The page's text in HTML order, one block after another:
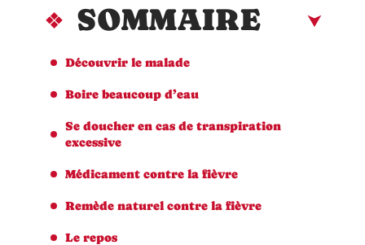
SOMMAIRE
Découvrir le malade
Boire beaucoup d’eau
Se doucher en cas de transpiration
excessive
Médicament contre la fièvre
Remède naturel contre la fièvre
Le repos